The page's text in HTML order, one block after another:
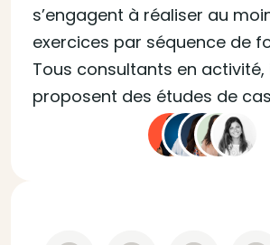
s’engagent à réaliser au
exercices par séquence de
Tous consultants en activité,
proposent des études de